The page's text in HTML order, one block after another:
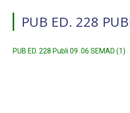
PUB ED. 228
PUB ED. 228 Publi 09 .06 SEMAD (1)